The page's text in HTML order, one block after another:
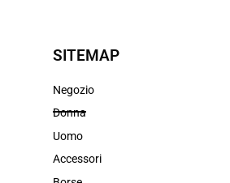
SITEMAP
Negozio
Donna
Uomo
Accessori